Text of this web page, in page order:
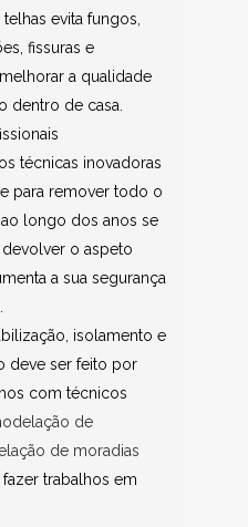
evita fungos,
fissuras e
a qualidade
dentro de casa.
técnicas inovadoras
para remover todo o
longo dos anos se
o aspeto
a sua segurança
isolamento e
deve ser feito por
com técnicos
de
de moradias
trabalhos em